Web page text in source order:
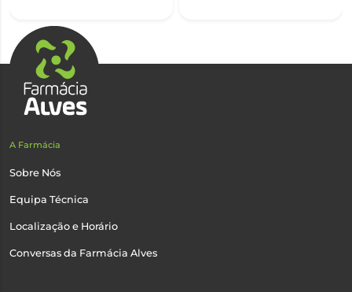
A Farmácia
Sobre Nós
Equipa Técnica
Localização e Horário
Conversas da Farmácia Alves